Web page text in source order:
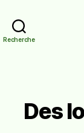
Recherche
Des